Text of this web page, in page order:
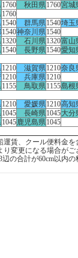
1760 秋田県1760宮城
1760
1540 群馬県1540埼玉
1540神奈川県1540
1320 石川県1320富山
1540 長野県1540愛知
1210 滋賀県1210奈良
1210 兵庫県1210
1155 鳥取県1155島根
1210 愛媛県1210高知
1045 長崎県1045大分
1045鹿児島県1045
賃、クール便料金を
変更になる場合がご
の合計が60cm以内の